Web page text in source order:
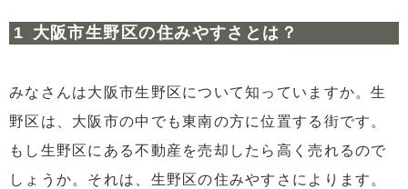
5.3コリアタウン
6.2 寺田町駅の周辺
6.3南巽駅の周辺
7生野区の長所と短所
大阪市生野区の住みやすさとは？
みなさんは大阪市生野区について知っていますか。生
野区は、大阪市の中でも東南の方に位置する街です。
もし生野区にある不動産を売却したら高く売れるので
しょうか。それは、生野区の住みやすさによります。